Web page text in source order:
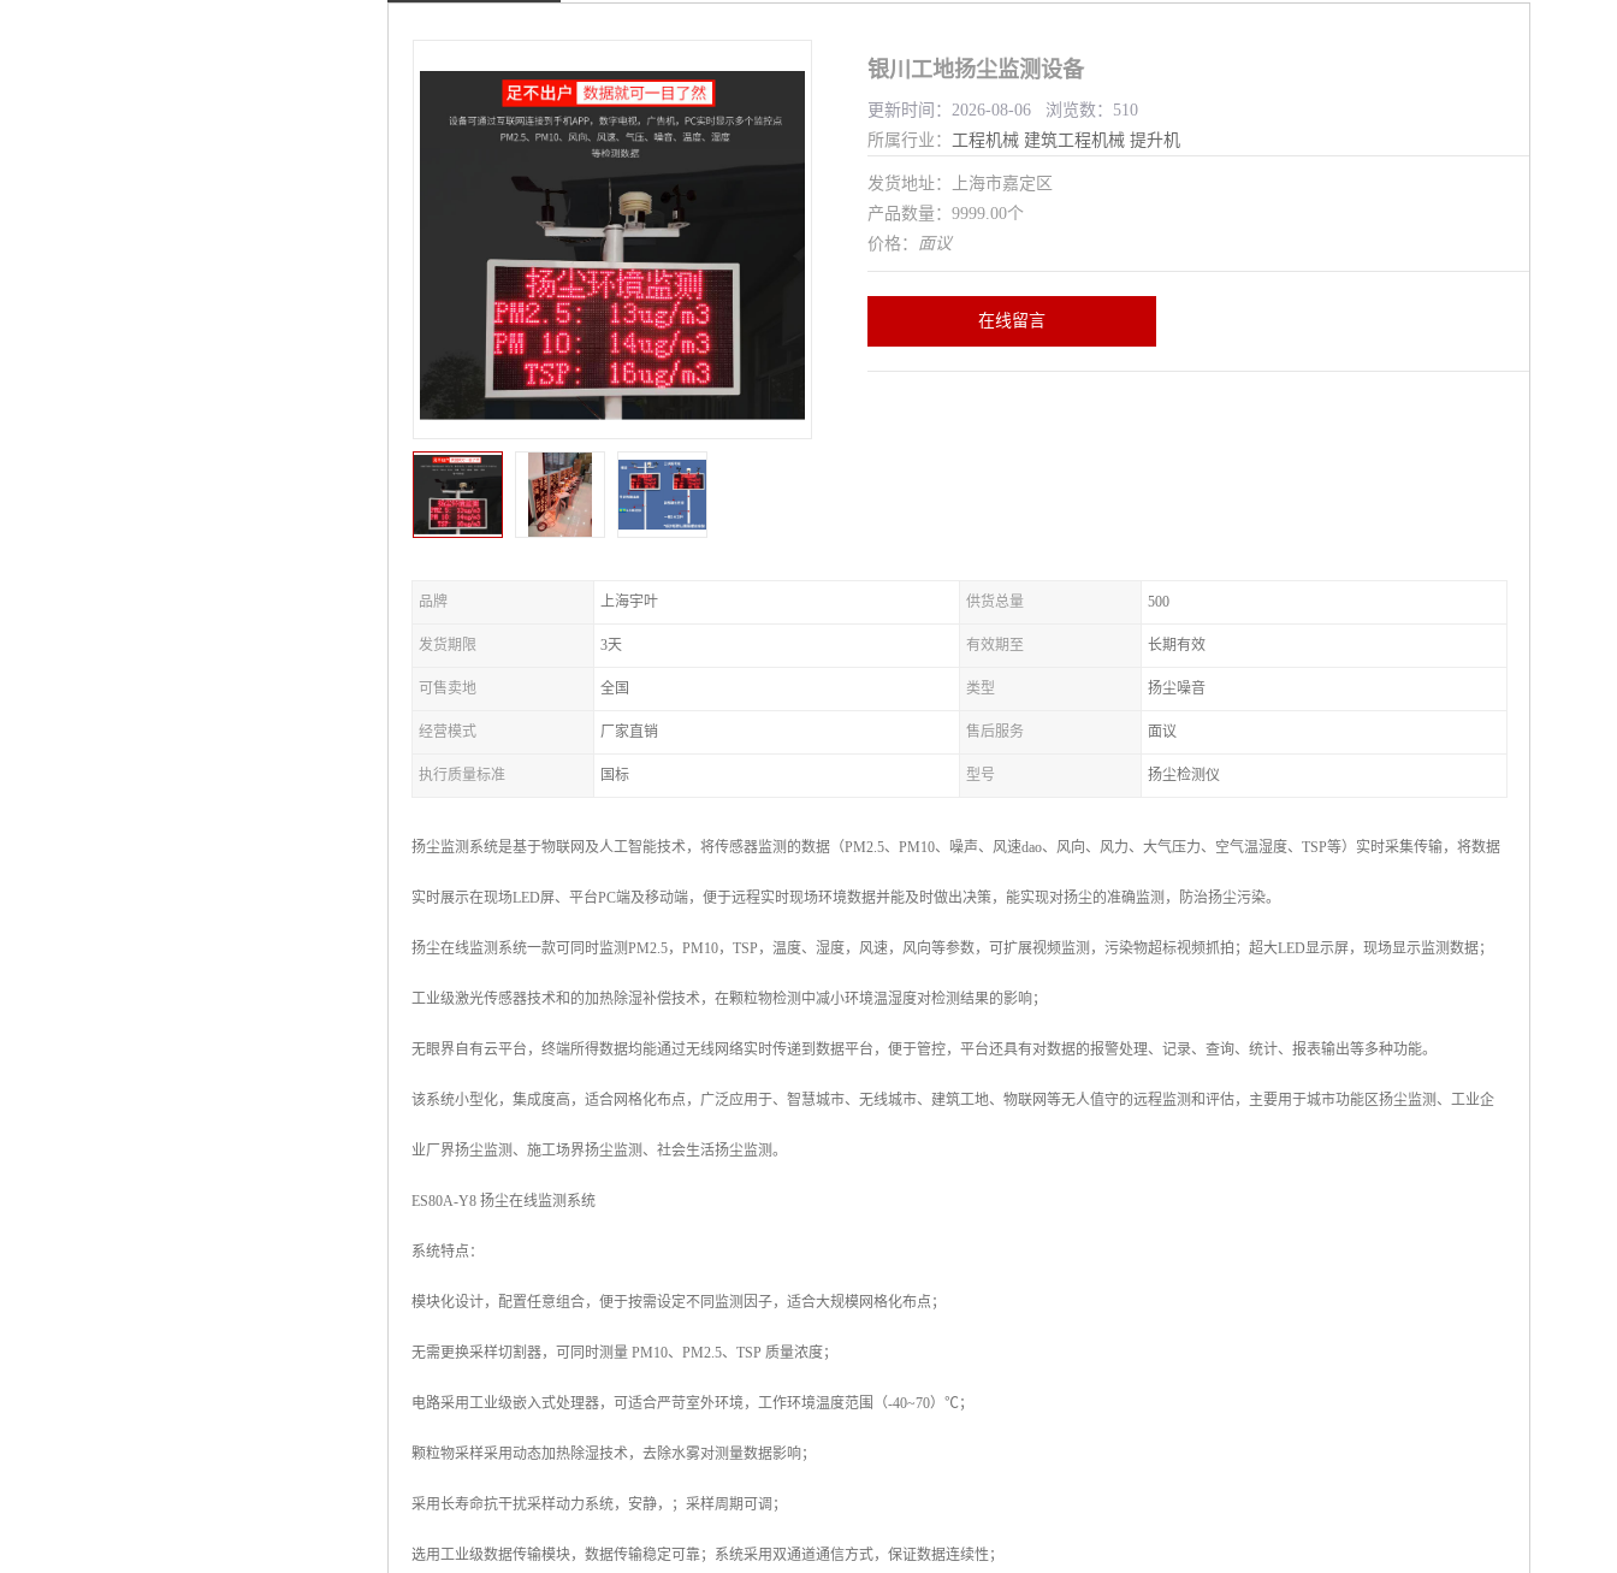
银川工地扬尘监测设备
更新时间：2026-08-06 浏览数：510
所属行业： 工程机械 建筑工程机械 提升机
发货地址：上海市嘉定区
产品数量：9999.00个
价格： 面议
在线留言
品牌 上海宇叶 供货总量 500
发货期限 3天 有效期至 长期有效
可售卖地 全国 类型 扬尘噪音
经营模式 厂家直销 售后服务 面议
执行质量标准 国标 型号 扬尘检测仪
扬尘监测系统是基于物联网及人工智能技术，将传感器监测的数据（PM2.5、PM10、噪声、风速dao、风向、风力、大气压力、空气温湿度、TSP等）实时采集传输，将数据
实时展示在现场LED屏、平台PC端及移动端，便于远程实时现场环境数据并能及时做出决策，能实现对扬尘的准确监测，防治扬尘污染。
扬尘在线监测系统一款可同时监测PM2.5，PM10，TSP，温度、湿度，风速，风向等参数，可扩展视频监测，污染物超标视频抓拍；超大LED显示屏，现场显示监测数据；
工业级激光传感器技术和的加热除湿补偿技术，在颗粒物检测中减小环境温湿度对检测结果的影响；
无眼界自有云平台，终端所得数据均能通过无线网络实时传递到数据平台，便于管控，平台还具有对数据的报警处理、记录、查询、统计、报表输出等多种功能。
该系统小型化，集成度高，适合网格化布点，广泛应用于、智慧城市、无线城市、建筑工地、物联网等无人值守的远程监测和评估，主要用于城市功能区扬尘监测、工业企
业厂界扬尘监测、施工场界扬尘监测、社会生活扬尘监测。
ES80A-Y8 扬尘在线监测系统
系统特点：
模块化设计，配置任意组合，便于按需设定不同监测因子，适合大规模网格化布点；
无需更换采样切割器，可同时测量 PM10、PM2.5、TSP 质量浓度；
电路采用工业级嵌入式处理器，可适合严苛室外环境，工作环境温度范围（-40~70）℃；
颗粒物采样采用动态加热除湿技术，去除水雾对测量数据影响；
采用长寿命抗干扰采样动力系统，安静，；采样周期可调；
选用工业级数据传输模块，数据传输稳定可靠；系统采用双通道通信方式，保证数据连续性；